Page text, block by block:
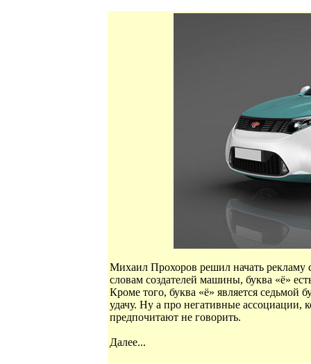
Михаил Прохоров решил начать рекламу
словам создателей машины, буква «ё»
Кроме того, буква «ё» является седьмой
удачу. Ну а про негативные ассоциации,
предпочитают не говорить.
Далее...